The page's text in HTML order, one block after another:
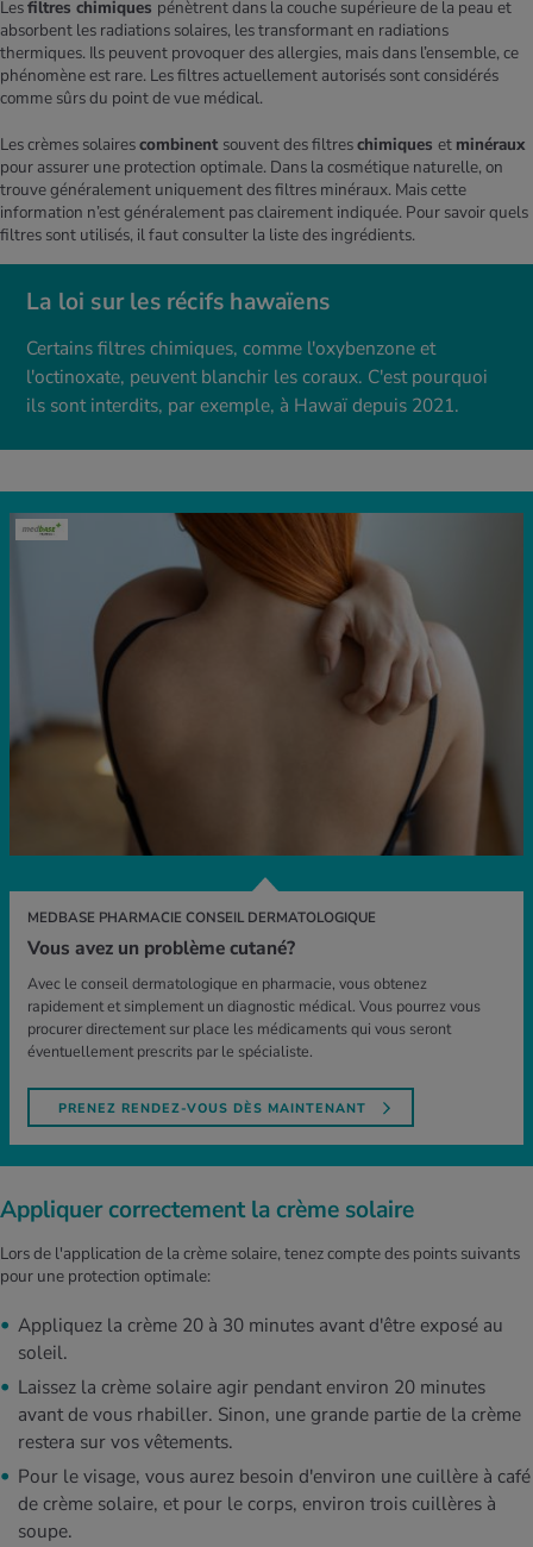
La loi sur les récifs hawaïens
Certains filtres chimiques, comme l'oxybenzone et
l'octinoxate, peuvent blanchir les coraux. C'est pourquoi
ils sont interdits, par exemple, à Hawaï depuis 2021.
Lesfiltres chimiques pénètrent dans la couche supérieure de la peau et
absorbent les radiations solaires, les transformant en radiations
thermiques. Ils peuvent provoquer des allergies, mais dans l’ensemble, ce
phénomène est rare. Les filtres actuellement autorisés sont considérés
comme sûrs du point de vue médical.
Les crèmes solairescombinent souvent des filtreschimiques et minéraux
pour assurer une protection optimale. Dans la cosmétique naturelle, on
trouve généralement uniquement des filtres minéraux. Mais cette
information n’est généralement pas clairement indiquée. Pour savoir quels
filtres sont utilisés, il faut consulter la liste des ingrédients.
MEDBASE PHARMACIE CONSEIL DERMATOLOGIQUE
Vous avez un problème cutané?
Avec le conseil dermatologique en pharmacie, vous obtenez
rapidement et simplement un diagnostic médical. Vous pourrez vous
procurer directement sur place les médicaments qui vous seront
éventuellement prescrits par le spécialiste.
PRENEZ RENDEZ-VOUS DÈS MAINTENANT
Appliquer correctement la crème solaire
Lors de l'application de la crème solaire, tenez compte des points suivants
pour une protection optimale:
Appliquez la crème 20 à 30 minutes avant d'être exposé au
soleil.
Laissez la crème solaire agir pendant environ 20 minutes
avant de vous rhabiller. Sinon, une grande partie de la crème
restera sur vos vêtements.
Pour le visage, vous aurez besoin d'environ une cuillère à café
de crème solaire, et pour le corps, environ trois cuillères à
soupe.